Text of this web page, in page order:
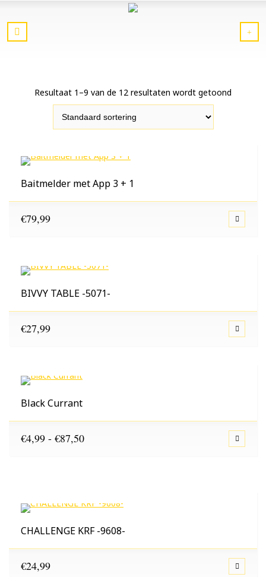
Resultaat 1–9 van de 12 resultaten wordt getoond
Baitmelder met App 3 + 1
€79,99
BIVVY TABLE -5071-
€27,99
Black Currant
€4,99 - €87,50Prijsklasse:
CHALLENGE KRF -9608-
€24,99